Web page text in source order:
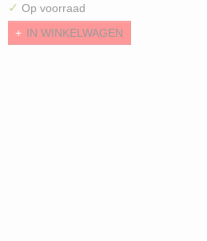
✓ Op voorraad
IN WINKELWAGEN